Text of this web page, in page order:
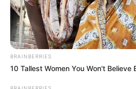
Denuncias Antioquia
Hombre se enfrentó a machete
Por:Martín Manuel Díaz Rubio
Febrero 14, 2024
BRAINBERRIES
10 Tallest Women You Won't Believe